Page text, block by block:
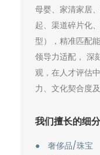
母婴、家清家居
起、渠道碎片化
型），精准匹配
领导力适配， 深
观，在人才评估
力、文化契合度
我们擅长的细
●
奢侈品/珠宝